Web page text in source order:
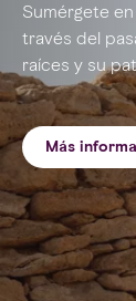
Sumérgete
través del
raíces y su
Más